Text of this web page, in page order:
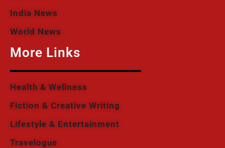
India News
World News
More Links
Health & Wellness
Fiction & Creative Writing
Lifestyle & Entertainment
Travelogue